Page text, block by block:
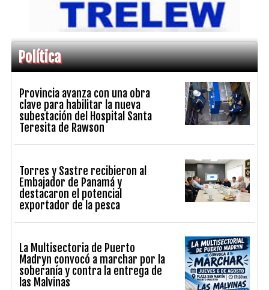
Política
Provincia avanza con una obra
clave para habilitar la nueva
subestación del Hospital Santa
Teresita de Rawson
Torres y Sastre recibieron al
Embajador de Panamá y
destacaron el potencial
exportador de la pesca
La Multisectoria de Puerto
Madryn convocó a marchar por la
soberanía y contra la entrega de
las Malvinas